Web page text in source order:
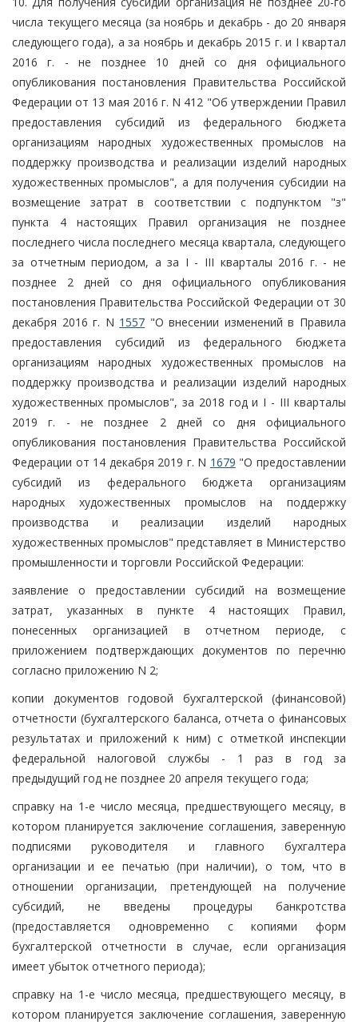
числа текущего месяца (за ноябрь и декабрь - до 20 января
следующего года), а за ноябрь и декабрь 2015 г. и I квартал
2016 г. - не позднее 10 дней со дня официального
опубликования постановления Правительства Российской
Федерации от 13 мая 2016 г. N 412 "Об утверждении Правил
предоставления субсидий из федерального бюджета
организациям народных художественных промыслов на
поддержку производства и реализации изделий народных
художественных промыслов", а для получения субсидии на
возмещение затрат в соответствии с подпунктом "з"
пункта 4 настоящих Правил организация не позднее
последнего числа последнего месяца квартала, следующего
за отчетным периодом, а за I - III кварталы 2016 г. - не
позднее 2 дней со дня официального опубликования
постановления Правительства Российской Федерации от 30
декабря 2016 г. N 1557 "О внесении изменений в Правила
предоставления субсидий из федерального бюджета
организациям народных художественных промыслов на
поддержку производства и реализации изделий народных
художественных промыслов", за 2018 год и I - III кварталы
2019 г. - не позднее 2 дней со дня официального
опубликования постановления Правительства Российской
Федерации от 14 декабря 2019 г. N 1679 "О предоставлении
субсидий из федерального бюджета организациям
народных художественных промыслов на поддержку
производства и реализации изделий народных
художественных промыслов" представляет в Министерство
промышленности и торговли Российской Федерации:
заявление о предоставлении субсидий на возмещение
затрат, указанных в пункте 4 настоящих Правил,
понесенных организацией в отчетном периоде, с
приложением подтверждающих документов по перечню
согласно приложению N 2;
копии документов годовой бухгалтерской (финансовой)
отчетности (бухгалтерского баланса, отчета о финансовых
результатах и приложений к ним) с отметкой инспекции
федеральной налоговой службы - 1 раз в год за
предыдущий год не позднее 20 апреля текущего года;
справку на 1-е число месяца, предшествующего месяцу, в
котором планируется заключение соглашения, заверенную
подписями руководителя и главного бухгалтера
организации и ее печатью (при наличии), о том, что в
отношении организации, претендующей на получение
субсидий, не введены процедуры банкротства
(предоставляется одновременно с копиями форм
бухгалтерской отчетности в случае, если организация
имеет убыток отчетного периода);
справку на 1-е число месяца, предшествующего месяцу, в
котором планируется заключение соглашения, заверенную